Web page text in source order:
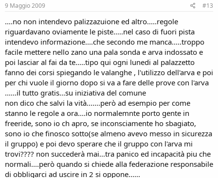
9 Maggio 2009 #13
....no non intendevo palizzazuione ed altro.....regole
riguardavano oviamente le piste.....nel caso di fuori pista
intendevo informazione....che secondo me manca.....troppo
facile mettere nello zano una pala sonda e arva indossato e
poi lasciar al fai da te.....tipo qui ogni lunedi al palazzetto
fanno dei corsi spiegando le valanghe , l'utilizzo dell'arva e poi
per chi vuole il giorno dopo si va a fare delle prove con l'arva
......il tutto gratis...su iniziativa del comune
non dico che salvi la vità.......però ad esempio per come
stanno le regole a ora....io normalemnte porto gente in
freeride, sono io ch apro, se inconsciamente ho sbagiato,
sono io che finosco sotto(se almeno avevo messo in sicurezza
il gruppo) e poi devo sperare che il gruppo con l'arva mi
trovi???? non succederà mai...tra panico ed incapacità piu che
normali....però quando si chiede alla federazione responsabile
di obbligarci ad uscire in 2 si oppone......